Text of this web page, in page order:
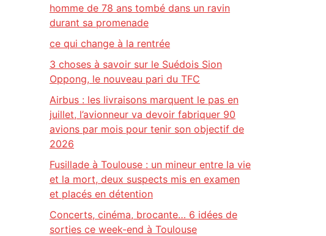
homme de 78 ans tombé dans un ravin
durant sa promenade
ce qui change à la rentrée
3 choses à savoir sur le Suédois Sion
Oppong, le nouveau pari du TFC
Airbus : les livraisons marquent le pas en
juillet, l’avionneur va devoir fabriquer 90
avions par mois pour tenir son objectif de
2026
Fusillade à Toulouse : un mineur entre la vie
et la mort, deux suspects mis en examen
et placés en détention
Concerts, cinéma, brocante… 6 idées de
sorties ce week-end à Toulouse